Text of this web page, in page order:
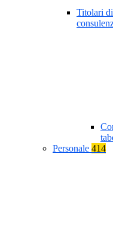
Titolari
Personale 414